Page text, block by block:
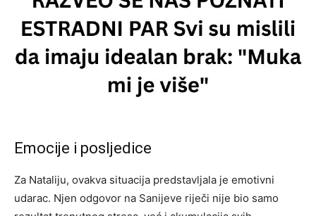
Emocije i posljedice
Za Nataliju, ovakva situacija predstavljala je emotivni
udarac. Njen odgovor na Sanijeve riječi nije bio samo